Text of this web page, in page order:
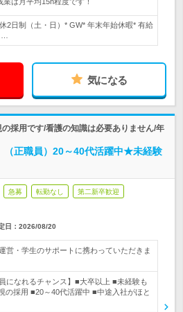
2日制（土・日）* GW* 年末年始休暇* 有給
気になる
採用です/看護の知識は必要ありません/年
（正職員）20～40代活躍中★未経験
急募 転勤なし 第二新卒歓迎
日： 2026/08/20
営・学生のサポートに携わっていただきま
になれるチャンス】■大卒以上 ■未経験も
の採用 ■20～40代活躍中 ■中途入社がほと